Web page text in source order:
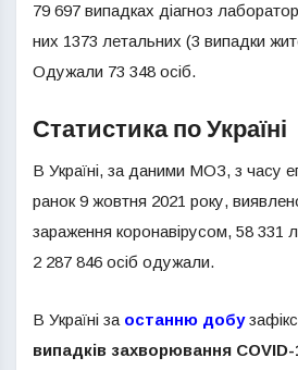
79 697 випадках діагноз
них 1373 летальних (3 випадки
Одужали 73 348 осіб.
Статистика по Україні
В Україні, за даними МОЗ, з часу
ранок 9 жовтня 2021 року,
зараження коронавірусом, 58 331
2 287 846 осіб одужали.
В Україні за останню добу
випадків захворювання COVID-